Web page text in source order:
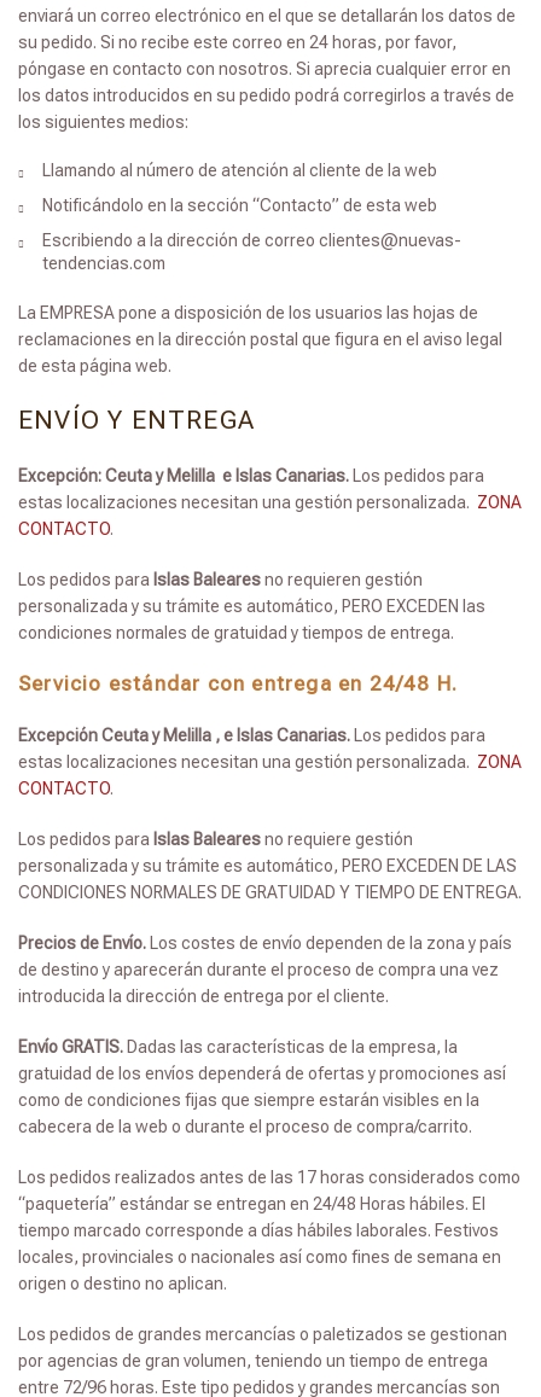
enviará un correo electrónico en el que se detallarán los datos de
su pedido. Si no recibe este correo en 24 horas, por favor,
póngase en contacto con nosotros. Si aprecia cualquier error en
los datos introducidos en su pedido podrá corregirlos a través de
los siguientes medios:
Llamando al número de atención al cliente de la web
Notificándolo en la sección “Contacto” de esta web
Escribiendo a la dirección de correo clientes@nuevas-
tendencias.com
La EMPRESA pone a disposición de los usuarios las hojas de
reclamaciones en la dirección postal que figura en el aviso legal
de esta página web.
ENVÍO Y ENTREGA
Excepción: Ceuta y Melilla e Islas Canarias. Los pedidos para
estas localizaciones necesitan una gestión personalizada. ZONA
CONTACTO.
Los pedidos para Islas Balearesno requieren gestión
personalizada y su trámite es automático, PERO EXCEDEN las
condiciones normales de gratuidad y tiempos de entrega.
Servicio estándar con entrega en 24/48 H.
Excepción Ceuta y Melilla , e Islas Canarias. Los pedidos para
estas localizaciones necesitan una gestión personalizada. ZONA
CONTACTO.
Los pedidos para Islas Balearesno requiere gestión
personalizada y su trámite es automático, PERO EXCEDEN DE LAS
CONDICIONES NORMALES DE GRATUIDAD Y TIEMPO DE ENTREGA.
Precios de Envío. Los costes de envío dependen de la zona y país
de destino y aparecerán durante el proceso de compra una vez
introducida la dirección de entrega por el cliente.
Envío GRATIS. Dadas las características de la empresa, la
gratuidad de los envíos dependerá de ofertas y promociones así
como de condiciones fijas que siempre estarán visibles en la
cabecera de la web o durante el proceso de compra/carrito.
Los pedidos realizados antes de las 17 horas considerados como
“paquetería” estándar se entregan en 24/48 Horas hábiles. El
tiempo marcado corresponde a días hábiles laborales. Festivos
locales, provinciales o nacionales así como fines de semana en
origen o destino no aplican.
Los pedidos de grandes mercancías o paletizados se gestionan
por agencias de gran volumen, teniendo un tiempo de entrega
entre 72/96 horas. Este tipo pedidos y grandes mercancías son